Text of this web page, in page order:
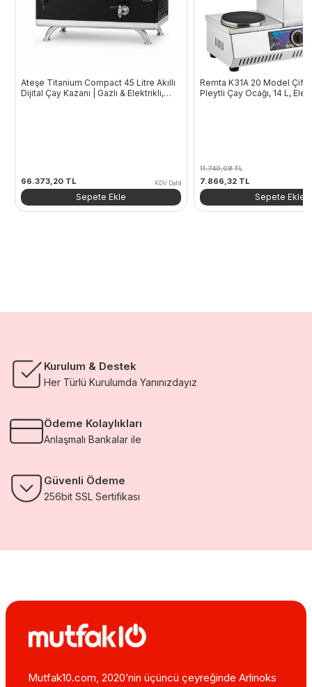
Ateşe Titanium Compact 45 Litre Akıllı
Dijital Çay Kazanı | Gazlı & Elektrikli,
66.373,20 TL KDV Dahil
Sepete Ekle
Remta K31A 20 Model Çift
Pleytli Çay Ocağı, 14 L,
11.740,08TL
Orijinal
fiyat:
11.740,08 TL.
7.866,32 TLŞu
andaki
fiyat:
Sepete Ekle
Kurulum & Destek
Her Türlü Kurulumda Yanınızdayız
Ödeme Kolaylıkları
Anlaşmalı Bankalar ile
Güvenli Ödeme
256bit SSL Sertifikası
Mutfak10.com, 2020’nin üçüncü çeyreğinde Arlinoks